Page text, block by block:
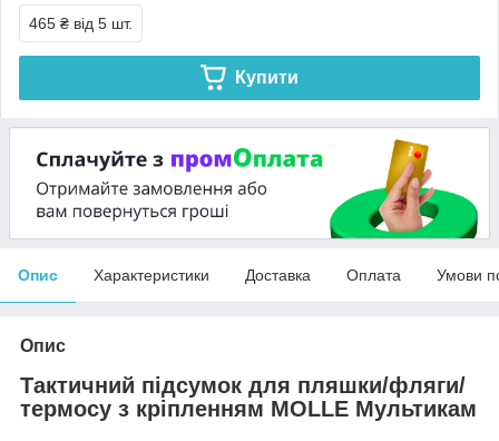
465 ₴ від 5 шт.
Купити
Опис Характеристики Доставка Оплата Умови
Опис
Тактичний підсумок для пляшки/фляги/
термосу з кріпленням MOLLE Мультикам